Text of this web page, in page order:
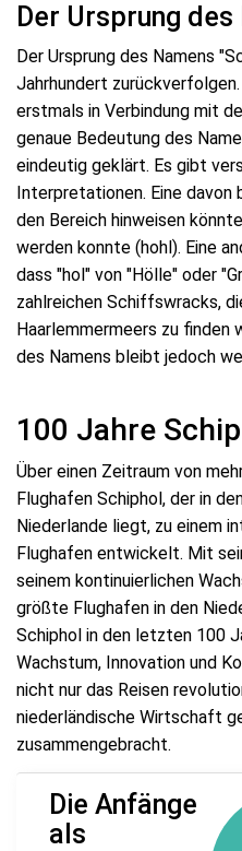
Der Ursprung
Der Ursprung des Namens
Jahrhundert
erstmals in Verbindung mit
genaue Bedeutung des
eindeutig geklärt. Es gibt
Interpretationen. Eine
den Bereich hinweisen
werden konnte (hohl). Eine
dass "hol" von "Hölle" oder
zahlreichen Schiffswracks,
Haarlemmermeers zu finden
des Namens bleibt jedoch
100 Jahre
Über einen Zeitraum von
Flughafen Schiphol, der in
Niederlande liegt, zu einem
Flughafen entwickelt. Mit
seinem kontinuierlichen
größte Flughafen in den
Schiphol in den letzten 100
Wachstum, Innovation und
nicht nur das Reisen
niederländische Wirtschaft
zusammengebracht.
Die Anfänge
als